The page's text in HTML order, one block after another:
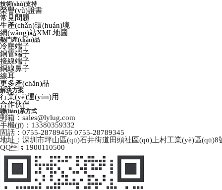
技術(shù)支持
榮譽(yù)證書
常見問題
生產(chǎn)環(huán)境
網(wǎng)站XML地圖
熱門產(chǎn)品
冷壓端子
銅管端子
接線端子
銅線鼻子
線耳
更多產(chǎn)品
解決方案
行業(yè)運(yùn)用
合作伙伴
聯(lián)系方式
郵箱：sales@lylug.com
手機(jī)：13380359332
固話：0755-28789456 0755-28789345
地址：深圳市坪山區(qū)石井街道田頭社區(qū)上村工業(yè)區(qū)8
QQ；1900110500